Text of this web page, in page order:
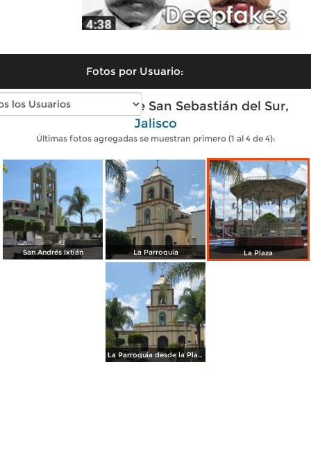
Fotos por Usuario:
Fotos modernas de San Sebastián del Sur,
Jalisco
Últimas fotos agregadas se muestran primero (1 al 4 de 4):
San Andrés Ixtlán La Parroquia La Plaza
La Parroquia desde la Plaza